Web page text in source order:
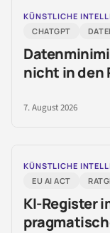
KÜNSTLICHE
CHATGPT
nicht in den
7. August 2026
KÜNSTLICHE
EU AI ACT
KI-Register